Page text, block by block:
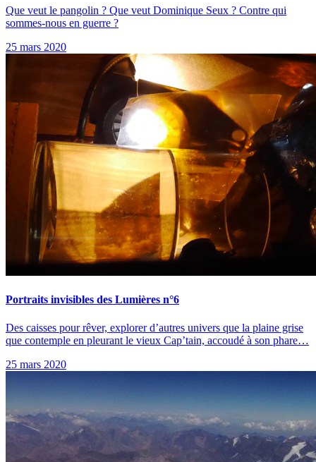
Que veut le pangolin ? Que veut Dominique Seux ? Contre qui
sommes-nous en guerre ?
25 mars 2020
Portraits invisibles des Lumières n°6
Des caisses pour rêver, explorer d’autres univers que la plaine grise
que contemple en pleurant le vieux Cap’tain, accoudé à son phare…
25 mars 2020